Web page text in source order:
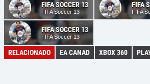
FIFA SOCCER 13
FIFA Soccer 13
FIFA
FIFA
FIFA SOCCER 13
FIFA Soccer 13
RELACIONADO EA CANAD XBOX 360